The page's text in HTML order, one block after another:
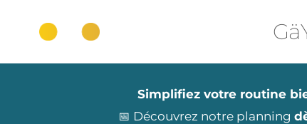
contenu
Simplifiez votre routine
📅 Découvrez notre planning